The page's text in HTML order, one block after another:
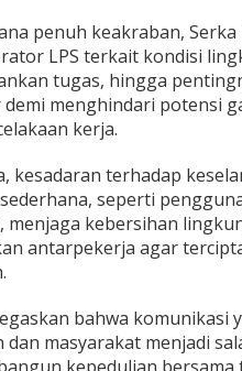
penuh keakraban,
LPS terkait kondisi
tugas, hingga
menghindari potensi
kerja.
kesadaran terhadap
seperti
menjaga kebersihan
antarpekerja agar
bahwa komunikasi
dan masyarakat menjadi